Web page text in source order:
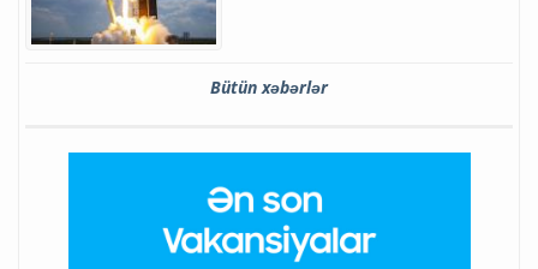
Bütün xəbərlər